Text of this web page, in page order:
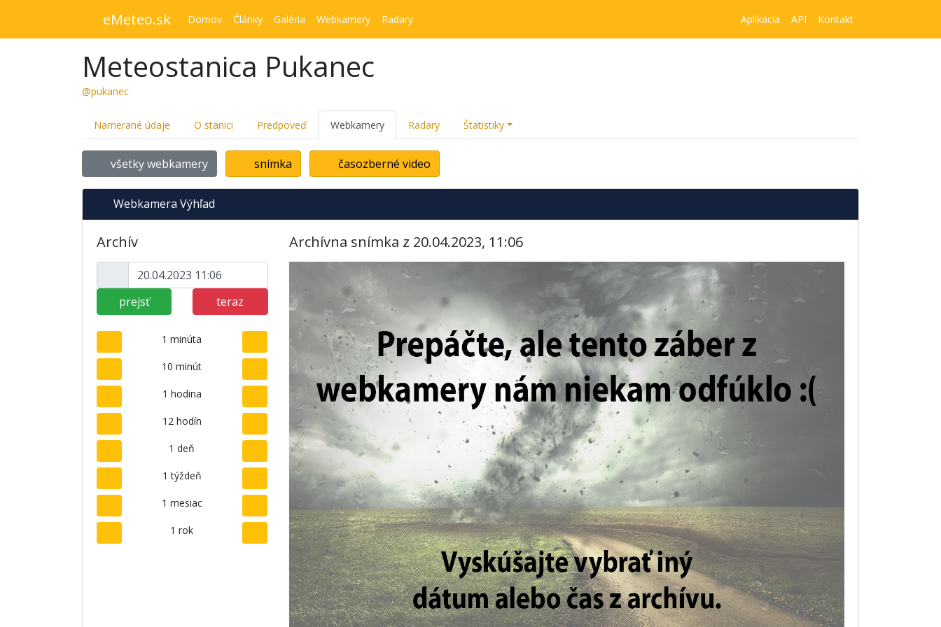
eMeteo.sk Domov Články Galéria Webkamery Radary Aplikácia API Kontakt
Meteostanica Pukanec
@pukanec
Namerané údaje O stanici Predpoveď Webkamery Radary Štatistiky
všetky webkamery snímka časozberné video
Webkamera Výhľad
Archív
prejsť teraz
1 minúta
10 minút
1 hodina
12 hodín
1 deň
1 týždeň
1 mesiac
1 rok
Archívna snímka z 20.04.2023, 11:06